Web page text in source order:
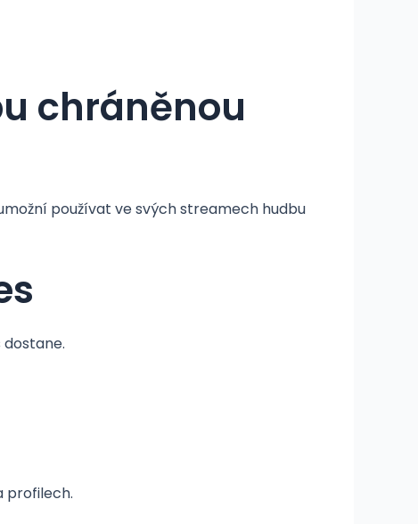
chráněnou
používat ve svých streamech hudbu
profilech.